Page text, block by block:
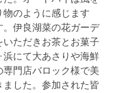
のように感じます
伊良湖菜の花ガーデ
ただきお茶とお菓子
にて大あさりや海鮮
門店バロック様で美
した。参加された皆